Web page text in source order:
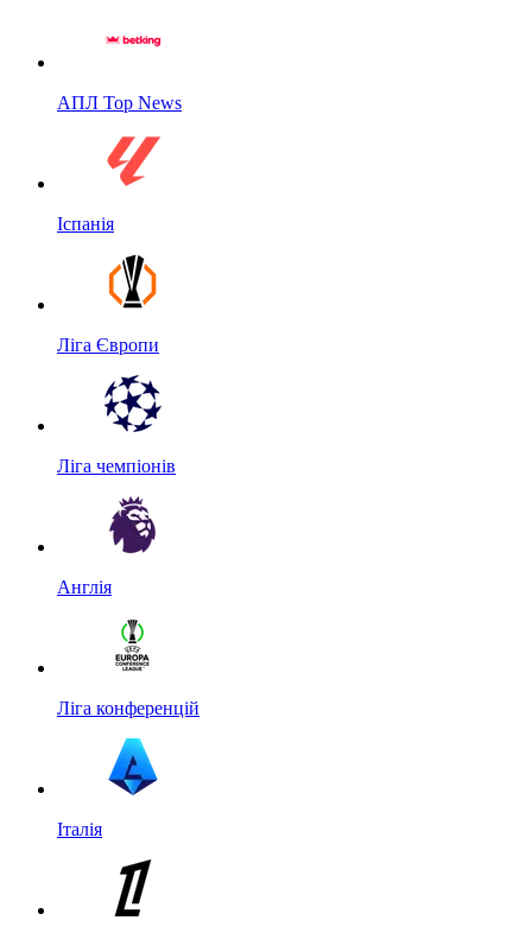
АПЛ Top News
Іспанія
Ліга Європи
Ліга чемпіонів
Англія
Ліга конференцій
Італія